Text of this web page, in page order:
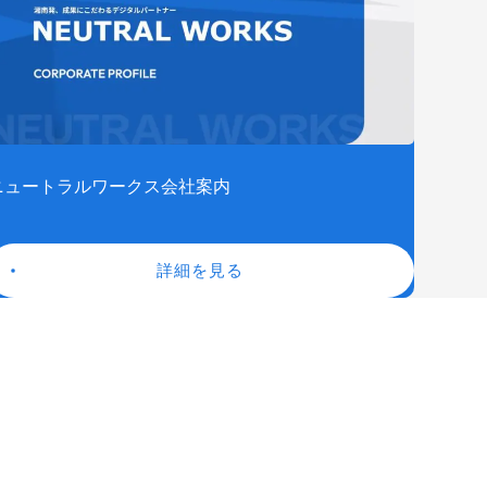
ュートラルワークス会社案内
詳細を見る